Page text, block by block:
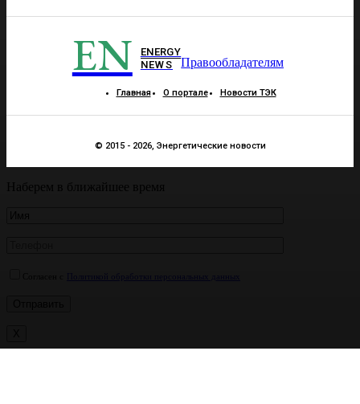
EN
ENERGY
NEWS
Правообладателям
Главная О портале Новости ТЭК
© 2015 - 2026, Энергетические новости
Наберем в ближайшее время